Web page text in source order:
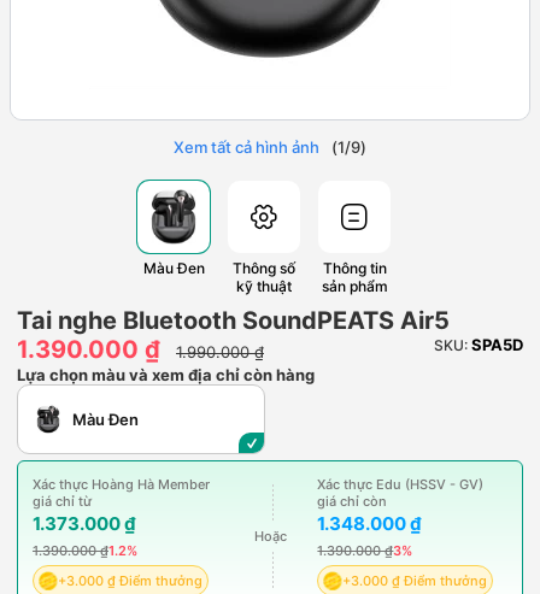
Xem tất cả hình ảnh (1/9)
Màu Đen
Thông số
kỹ thuật
Thông tin
sản phẩm
Tai nghe Bluetooth SoundPEATS Air5
1.390.000 ₫
1.990.000 ₫ SKU: SPA5D
Lựa chọn màu và xem địa chỉ còn hàng
Màu Đen
Xác thực Hoàng Hà Member
giá chỉ từ
1.373.000 ₫
1.390.000 ₫1.2%
+3.000 ₫ Điểm thưởng
Hoặc
Xác thực Edu (HSSV - GV)
giá chỉ còn
1.348.000 ₫
1.390.000 ₫3%
+3.000 ₫ Điểm thưởng